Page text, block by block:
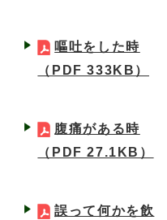
嘔吐をした時
（PDF 333KB）
腹痛がある時
（PDF 27.1KB）
誤って何かを飲